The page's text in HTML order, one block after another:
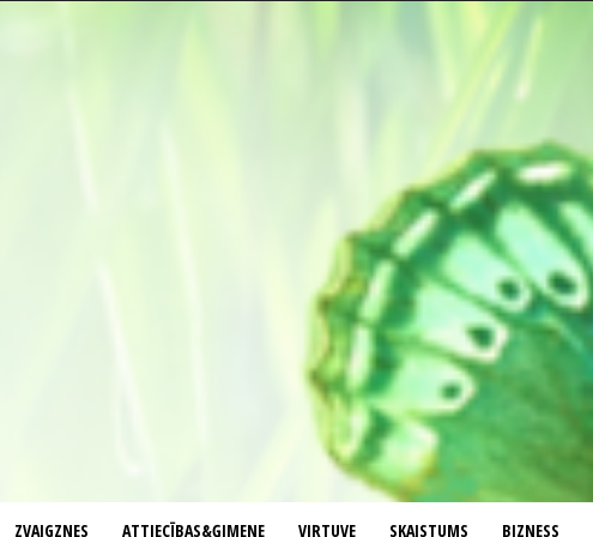
ZVAIGZNES ATTIECĪBAS&ĢIMENE VIRTUVE SKAISTUMS BIZNESS